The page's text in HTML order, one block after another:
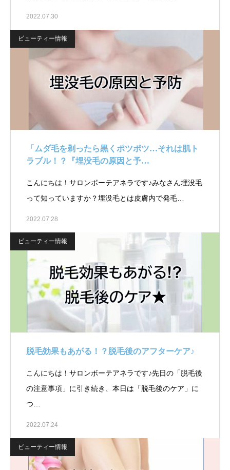
2022.07.30
ビューティー情報
「ムダ毛を剃ったら黒くポツポツ…それは肌ト
ラブル！？『埋没毛の原因と予…
こんにちは！サロンボーテアネラです♪みなさん埋没毛
って知っていますか？埋没毛とは皮膚内で発毛…
2022.07.28
ビューティー情報
脱毛効果もあがる！？脱毛後のアフターケア♪￼
こんにちは！サロンボーテアネラです♪先日の「脱毛後
の注意事項」に引き続き、本日は「脱毛後のケア」に
つ…
2022.07.24
ビューティー情報